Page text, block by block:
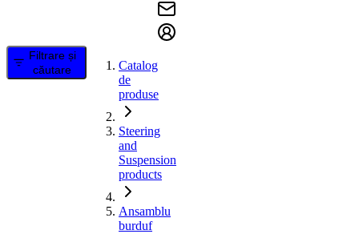
Filtrare și
căutare
Catalog
de
produse
Steering
and
Suspension
products
Ansamblu
burduf